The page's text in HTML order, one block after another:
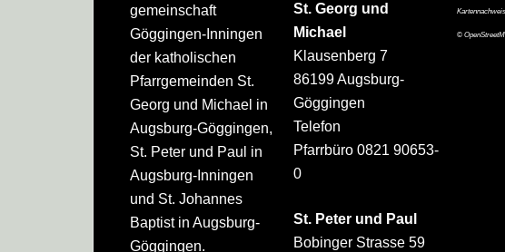
gemeinschaft
Göggingen-Inningen
der katholischen
Pfarrgemeinden St.
Georg und Michael in
Augsburg-Göggingen,
St. Peter und Paul in
Augsburg-Inningen
und St. Johannes
Baptist in Augsburg-
Göggingen.
St. Georg und
Michael
Klausenberg 7
86199 Augsburg-
Göggingen
Telefon
Pfarrbüro 0821 90653-
0
St. Peter und Paul
Bobinger Strasse 59
©